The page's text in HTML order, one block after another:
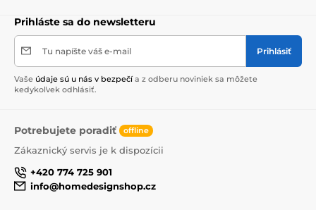
Prihláste sa do newsletteru
Tu napíšte váš e-mail Prihlásiť
Vaše údaje sú u nás v bezpečí a z odberu noviniek sa môžete
kedykoľvek odhlásiť.
Potrebujete poradiť offline
Zákaznický servis je k dispozícii
+420 774 725 901
info@homedesignshop.cz